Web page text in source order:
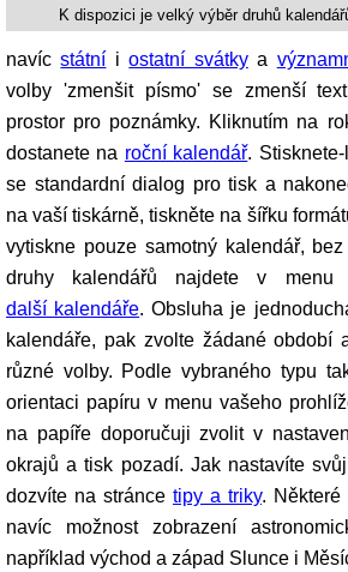
K dispozici je velký výběr druhů
navícstátní iostatní svátkya
volby 'zmenšit písmo' se zmenší
prostor pro poznámky. Kliknutím na
dostanete na roční kalendář.
se standardní dialog pro tisk a
na vaší tiskárně, tiskněte na šířku
vytiskne pouze samotný kalendář,
druhy kalendářů najdete v menu
další kalendáře. Obsluha je
kalendáře, pak zvolte žádané období
různé volby. Podle vybraného typu
orientaci papíru v menu vašeho
na papíře doporučuji zvolit v
okrajů a tisk pozadí. Jak nastavíte
dozvíte na stránce tipy a triky. Některé
navíc možnost zobrazení
například východ a západ Slunce i